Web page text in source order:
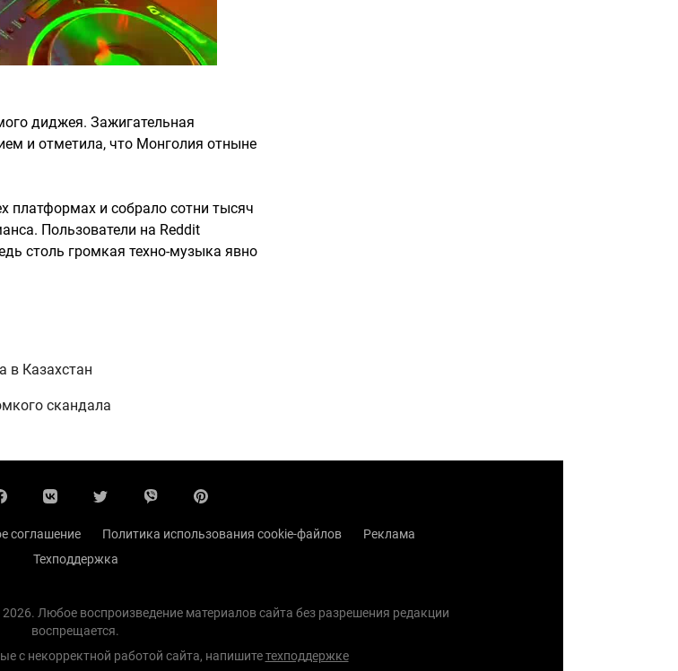
диджея. Зажигательная
и отметила, что Монголия отныне
платформах и собрало сотни тысяч
Пользователи на Reddit
столь громкая техно-музыка явно
в Казахстан
скандала
соглашение Политика использования cookie-файлов
Реклама
Техподдержка
Любое воспроизведение материалов сайта без разрешения редакции
воспрещается.
с некорректной работой сайта, напишитетехподдержке